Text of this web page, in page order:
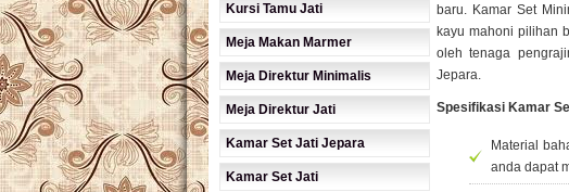
Kursi Tamu Jati
Meja Makan Marmer
Meja Direktur Minimalis
Meja Direktur Jati
Kamar Set Jati Jepara
Kamar Set Jati
baru. Kamar Set
kayu mahoni pilihan
oleh tenaga
Jepara.
Spesifikasi Kamar
Material
anda dapat